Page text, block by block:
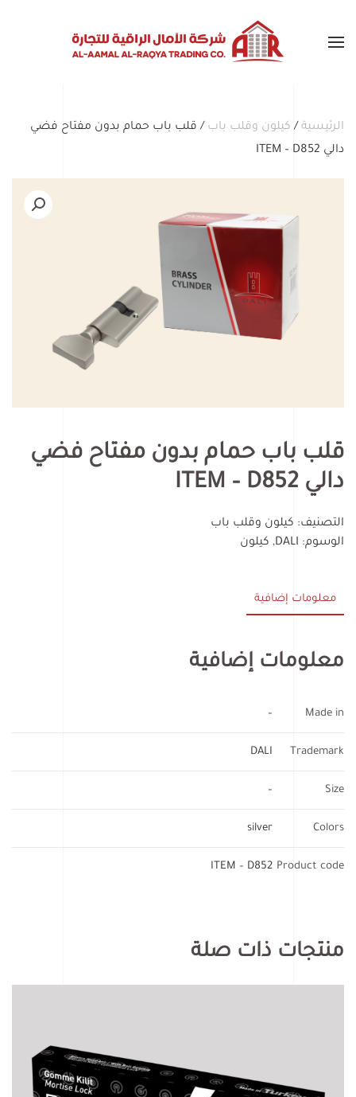
Skip to main content
الرئيسية / كيلون وقلب باب / قلب باب حمام بدون مفتاح فضي
دالي ITEM – D852
قلب باب حمام بدون مفتاح فضي
دالي ITEM – D852
التصنيف: كيلون وقلب باب
الوسوم: DALI
, كيلون
معلومات إضافية
معلومات إضافية
Made in
–
Trademark
DALI
Size
–
Colors
silver
Product code
ITEM – D852
منتجات ذات صلة